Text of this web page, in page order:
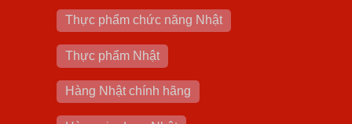
Thực phẩm chức năng Nhật
Thực phẩm Nhật
Hàng Nhật chính hãng